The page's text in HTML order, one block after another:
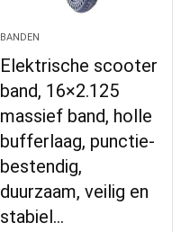
BANDEN
Elektrische scooter
band, 16×2.125
massief band, holle
bufferlaag, punctie-
bestendig,
duurzaam, veilig en
stabiel…